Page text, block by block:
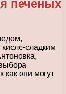
печеных
кисло-сладким
как они могут